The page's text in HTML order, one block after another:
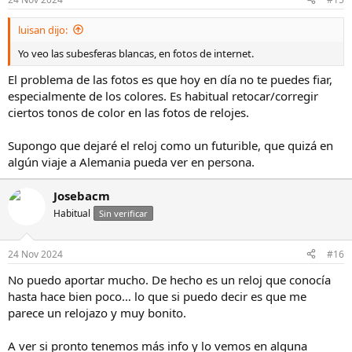
luisan dijo:
Yo veo las subesferas blancas, en fotos de internet.
El problema de las fotos es que hoy en día no te puedes fiar,
especialmente de los colores. Es habitual retocar/corregir
ciertos tonos de color en las fotos de relojes.
Supongo que dejaré el reloj como un futurible, que quizá en
algún viaje a Alemania pueda ver en persona.
Josebacm
Habitual Sin verificar
24 Nov 2024 #16
No puedo aportar mucho. De hecho es un reloj que conocía
hasta hace bien poco… lo que si puedo decir es que me
parece un relojazo y muy bonito.
A ver si pronto tenemos más info y lo vemos en alguna